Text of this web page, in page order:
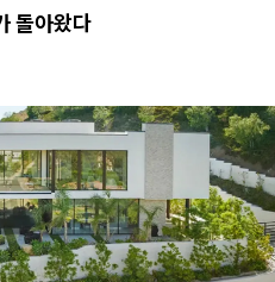
돌아왔다